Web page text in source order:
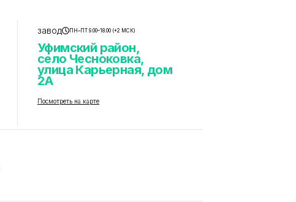
завод ПН–ПТ 9.00–18.00 (+2 МСК)
Уфимский район,
село Чесноковка,
улица Карьерная, дом
2А
Посмотреть на карте